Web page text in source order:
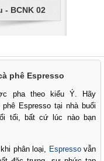
- BCNK 02
phê Espresso
pha theo kiểu Ý. Hãy
Espresso tại nhà buổi
tối, bất cứ lúc nào bạn
phân loại, Espressovẫn